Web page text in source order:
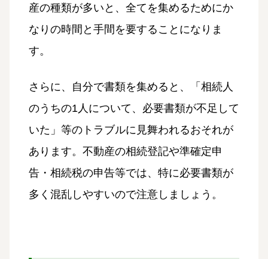
産の種類が多いと、全てを集めるためにか
なりの時間と手間を要することになりま
す。
さらに、自分で書類を集めると、「相続人
のうちの1人について、必要書類が不足して
いた」等のトラブルに見舞われるおそれが
あります。不動産の相続登記や準確定申
告・相続税の申告等では、特に必要書類が
多く混乱しやすいので注意しましょう。